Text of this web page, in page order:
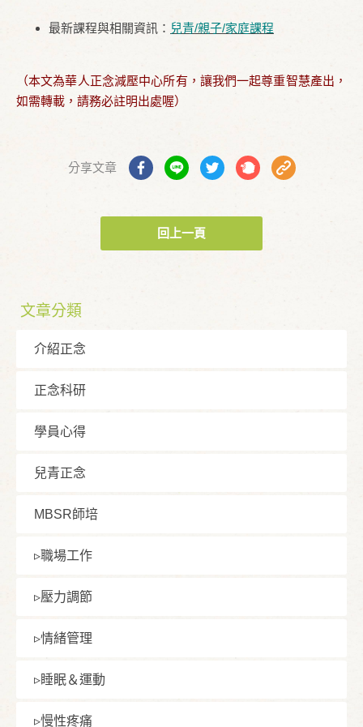
最新課程與相關資訊： 兒青/親子/家庭課程
（本文為華人正念減壓中心所有，讓我們一起尊重智慧產出，
如需轉載，請務必註明出處喔）
分享文章
回上一頁
文章分類
介紹正念
正念科研
學員⼼得
兒青正念
MBSR師培
▹職場⼯作
▹壓⼒調節
▹情緒管理
▹睡眠＆運動
▹慢性疼痛